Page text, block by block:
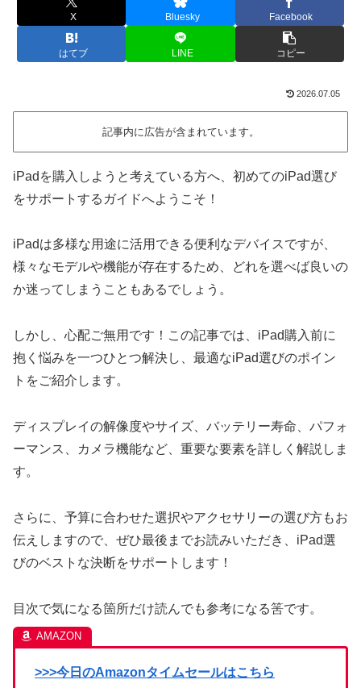
X Bluesky Facebook
はてブ LINE コピー
2026.07.05
記事内に広告が含まれています。
iPadを購入しようと考えている方へ、初めてのiPad選び
をサポートするガイドへようこそ！
iPadは多様な用途に活用できる便利なデバイスですが、
様々なモデルや機能が存在するため、どれを選べば良いの
か迷ってしまうこともあるでしょう。
しかし、心配ご無用です！この記事では、iPad購入前に
抱く悩みを一つひとつ解決し、最適なiPad選びのポイン
トをご紹介します。
ディスプレイの解像度やサイズ、バッテリー寿命、パフォ
ーマンス、カメラ機能など、重要な要素を詳しく解説しま
す。
さらに、予算に合わせた選択やアクセサリーの選び方もお
伝えしますので、ぜひ最後までお読みいただき、iPad選
びのベストな決断をサポートします！
目次で気になる箇所だけ読んでも参考になる筈です。
>>>今日のAmazonタイムセールはこちら